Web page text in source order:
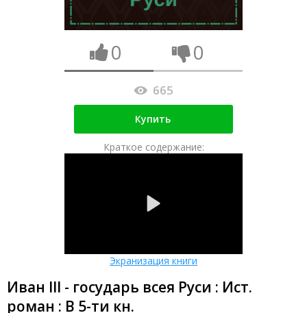
0 0
665
Купить
Краткое содержание:
Экранизация книги
Иван III - государь всея Руси : Ист.
роман : В 5-ти кн.